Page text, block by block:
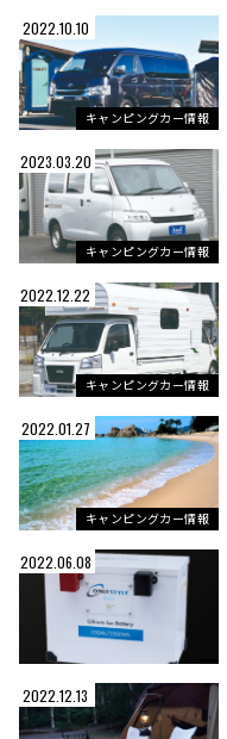
2022.10.10
キャンピングカー情報
2023.03.20
キャンピングカー情報
2022.12.22
キャンピングカー情報
2022.01.27
キャンピングカー情報
2022.06.08
2022.12.13